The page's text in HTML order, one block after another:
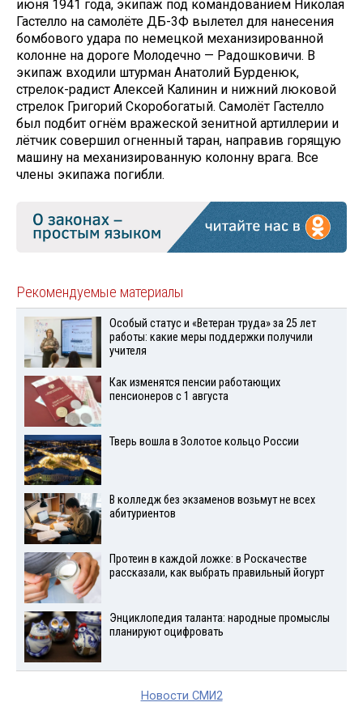
июня 1941 года, экипаж под командованием Николая
Гастелло на самолёте ДБ-3Ф вылетел для нанесения
бомбового удара по немецкой механизированной
колонне на дороге Молодечно — Радошковичи. В
экипаж входили штурман Анатолий Бурденюк,
стрелок-радист Алексей Калинин и нижний люковой
стрелок Григорий Скоробогатый. Самолёт Гастелло
был подбит огнём вражеской зенитной артиллерии и
лётчик совершил огненный таран, направив горящую
машину на механизированную колонну врага. Все
члены экипажа погибли.
Рекомендуемые материалы
Особый статус и «Ветеран труда» за 25 лет
работы: какие меры поддержки получили
учителя
Как изменятся пенсии работающих
пенсионеров с 1 августа
Тверь вошла в Золотое кольцо России
В колледж без экзаменов возьмут не всех
абитуриентов
Протеин в каждой ложке: в Роскачестве
рассказали, как выбрать правильный йогурт
Энциклопедия таланта: народные промыслы
планируют оцифровать
Новости СМИ2